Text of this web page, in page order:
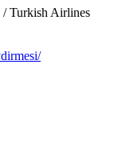
Turkish Airlines